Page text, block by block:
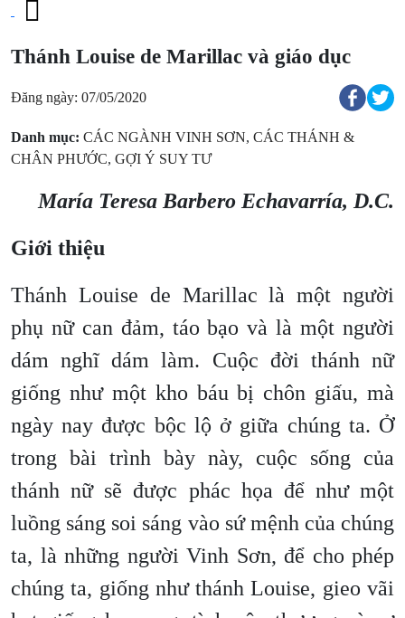
Thánh Louise de Marillac và giáo dục
Đăng ngày: 07/05/2020
Danh mục: CÁC NGÀNH VINH SƠN, CÁC THÁNH &
CHÂN PHƯỚC, GỢI Ý SUY TƯ
María Teresa Barbero Echavarría, D.C.
Giới thiệu
Thánh Louise de Marillac là một người
phụ nữ can đảm, táo bạo và là một người
dám nghĩ dám làm. Cuộc đời thánh nữ
giống như một kho báu bị chôn giấu, mà
ngày nay được bộc lộ ở giữa chúng ta. Ở
trong bài trình bày này, cuộc sống của
thánh nữ sẽ được phác họa để như một
luồng sáng soi sáng vào sứ mệnh của chúng
ta, là những người Vinh Sơn, để cho phép
chúng ta, giống như thánh Louise, gieo vãi